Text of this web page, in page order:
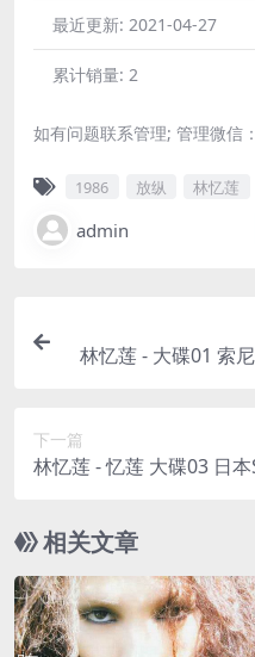
最近更新: 2021-04-27
累计销量: 2
如有问题联系管理; 管理微信
1986 放纵 林忆莲
admin
林忆莲 - 大碟01 索
下一篇
林忆莲 - 忆莲 大碟03 日
相关文章